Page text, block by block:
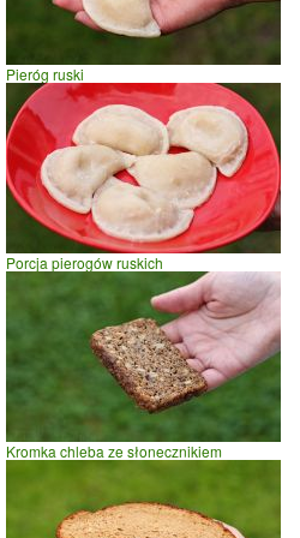
wadze70 kg - zobacz dla swojej
0
spacer
prasowanie
prowadzenie samochodu
Pieróg ruski
Porcja pierogów ruskich
Kromka chleba ze słonecznikiem